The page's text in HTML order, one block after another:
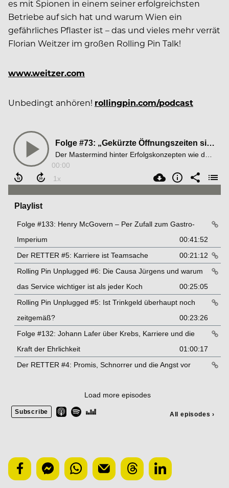
es mit Spionen in einem seiner erfolgreichsten
Betriebe auf sich hat und warum Wien ein
gefährliches Pflaster ist – das und vieles mehr verrät
Florian Weitzer im großen Rolling Pin Talk!
www.weitzer.com
Unbedingt anhören! rollingpin.com/podcast